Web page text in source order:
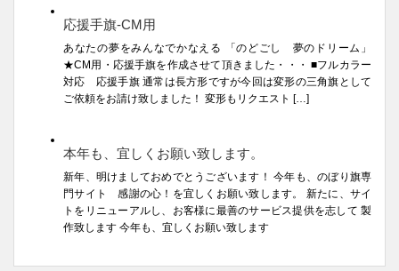
応援手旗-CM用
あなたの夢をみんなでかなえる 「のどごし 夢のドリーム」
★CM用・応援手旗を作成させて頂きました・・・ ■フルカラー
対応 応援手旗 通常は長方形ですが今回は変形の三角旗として
ご依頼をお請け致しました！ 変形もリクエスト […]
本年も、宜しくお願い致します。
新年、明けましておめでとうございます！ 今年も、のぼり旗専
門サイト 感謝の心！を宜しくお願い致します。 新たに、サイ
トをリニューアルし、お客様に最善のサービス提供を志して 製
作致します 今年も、宜しくお願い致します